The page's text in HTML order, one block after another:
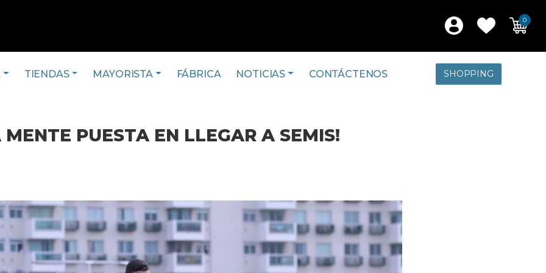
0
TIENDAS MAYORISTA FÁBRICA NOTICIAS CONTÁCTENOS SHOPPING
MENTE PUESTA EN LLEGAR A SEMIS!